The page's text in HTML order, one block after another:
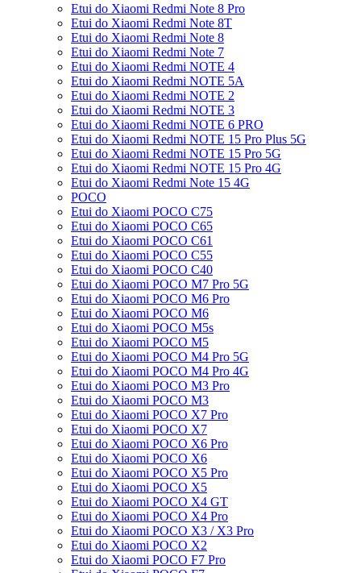
Etui do Xiaomi Redmi Note 8 Pro
Etui do Xiaomi Redmi Note 8T
Etui do Xiaomi Redmi Note 8
Etui do Xiaomi Redmi Note 7
Etui do Xiaomi Redmi NOTE 4
Etui do Xiaomi Redmi NOTE 5A
Etui do Xiaomi Redmi NOTE 2
Etui do Xiaomi Redmi NOTE 3
Etui do Xiaomi Redmi NOTE 6 PRO
Etui do Xiaomi Redmi NOTE 15 Pro Plus 5G
Etui do Xiaomi Redmi NOTE 15 Pro 5G
Etui do Xiaomi Redmi NOTE 15 Pro 4G
Etui do Xiaomi Redmi Note 15 4G
POCO
Etui do Xiaomi POCO C75
Etui do Xiaomi POCO C65
Etui do Xiaomi POCO C61
Etui do Xiaomi POCO C55
Etui do Xiaomi POCO C40
Etui do Xiaomi POCO M7 Pro 5G
Etui do Xiaomi POCO M6 Pro
Etui do Xiaomi POCO M6
Etui do Xiaomi POCO M5s
Etui do Xiaomi POCO M5
Etui do Xiaomi POCO M4 Pro 5G
Etui do Xiaomi POCO M4 Pro 4G
Etui do Xiaomi POCO M3 Pro
Etui do Xiaomi POCO M3
Etui do Xiaomi POCO X7 Pro
Etui do Xiaomi POCO X7
Etui do Xiaomi POCO X6 Pro
Etui do Xiaomi POCO X6
Etui do Xiaomi POCO X5 Pro
Etui do Xiaomi POCO X5
Etui do Xiaomi POCO X4 GT
Etui do Xiaomi POCO X4 Pro
Etui do Xiaomi POCO X3 / X3 Pro
Etui do Xiaomi POCO X2
Etui do Xiaomi POCO F7 Pro